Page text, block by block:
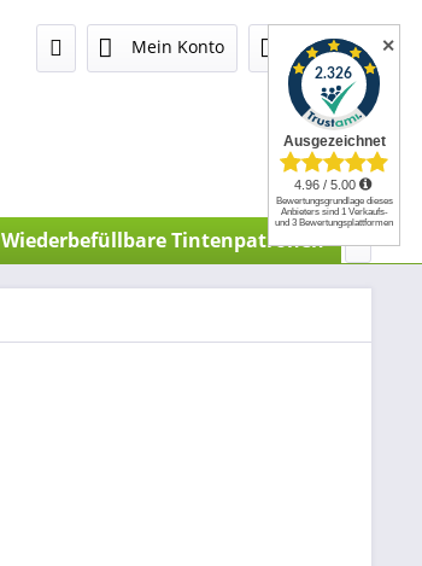
Mein Konto 0,00 €
Wiederbefüllbare Tintenpatronen 
✕